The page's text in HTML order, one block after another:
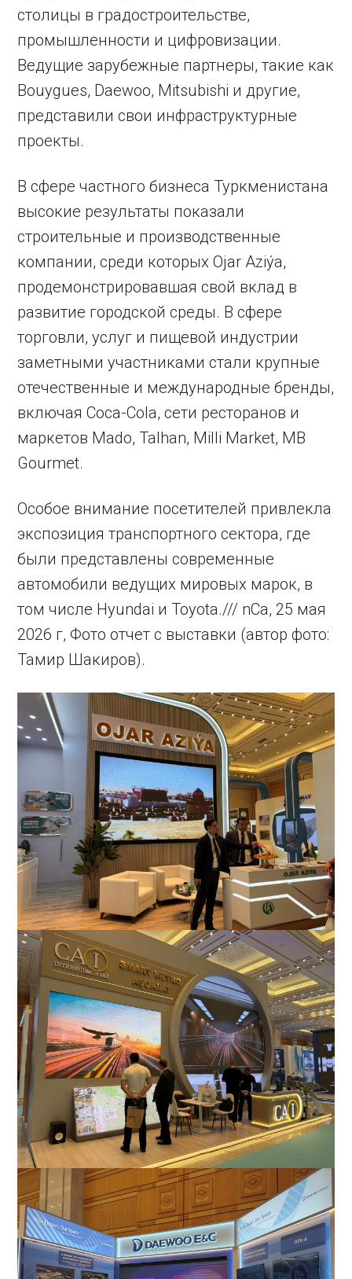
столицы в градостроительстве,
промышленности и цифровизации.
Ведущие зарубежные партнеры, такие как
Bouygues, Daewoo, Mitsubishi и другие,
представили свои инфраструктурные
проекты.
В сфере частного бизнеса Туркменистана
высокие результаты показали
строительные и производственные
компании, среди которых Ojar Aziýa,
продемонстрировавшая свой вклад в
развитие городской среды. В сфере
торговли, услуг и пищевой индустрии
заметными участниками стали крупные
отечественные и международные бренды,
включая Coca-Cola, сети ресторанов и
маркетов Mado, Talhan, Milli Market, MB
Gourmet.
Особое внимание посетителей привлекла
экспозиция транспортного сектора, где
были представлены современные
автомобили ведущих мировых марок, в
том числе Hyundai и Toyota./// nCa, 25 мая
2026 г, Фото отчет с выставки (автор фото:
Тамир Шакиров).